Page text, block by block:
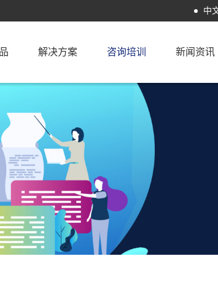
中
解决方案 咨询培训 新闻资讯